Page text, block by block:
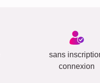
sans
connexion